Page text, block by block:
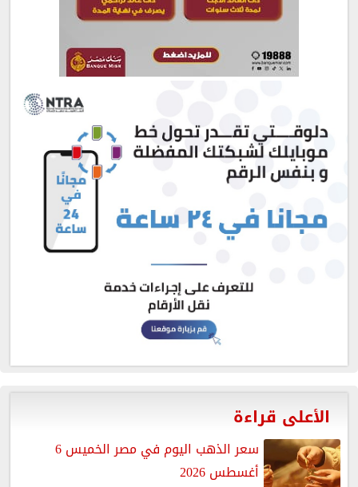
الأعلى قراءة
سعر الذهب اليوم في مصر الخميس 6
أغسطس 2026